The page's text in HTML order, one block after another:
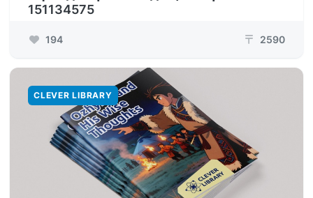
151134575
194 ₸ 2590
CLEVER LIBRARY